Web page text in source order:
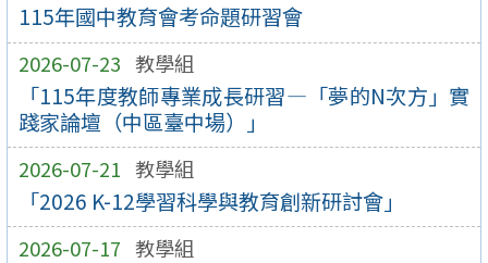
115年國中教育會考命題研習會
2026-07-23 教學組
「115年度教師專業成長研習—「夢的N次方」實
踐家論壇（中區臺中場）」
2026-07-21 教學組
「2026 K-12學習科學與教育創新研討會」
2026-07-17 教學組